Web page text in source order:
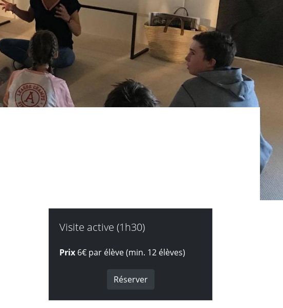
Visite active (1h30)
Prix 6€ par élève (min. 12 élèves)
Réserver